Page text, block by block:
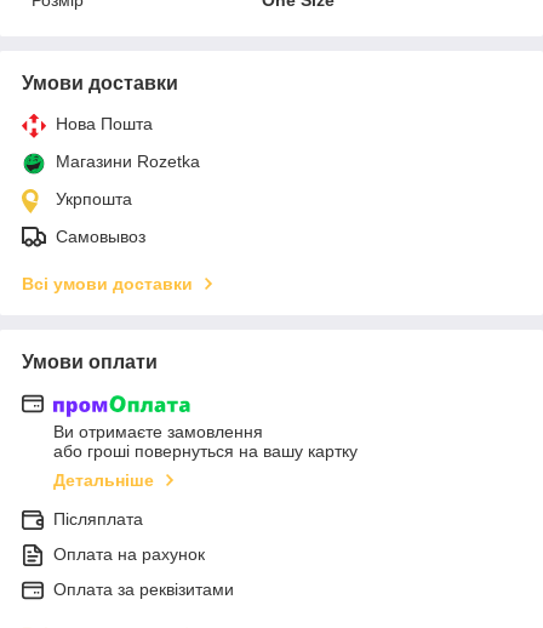
Умови доставки
Нова Пошта
Магазини Rozetka
Укрпошта
Самовывоз
Всі умови доставки
Умови оплати
Ви отримаєте замовлення
або гроші повернуться на вашу картку
Детальніше
Післяплата
Оплата на рахунок
Оплата за реквізитами